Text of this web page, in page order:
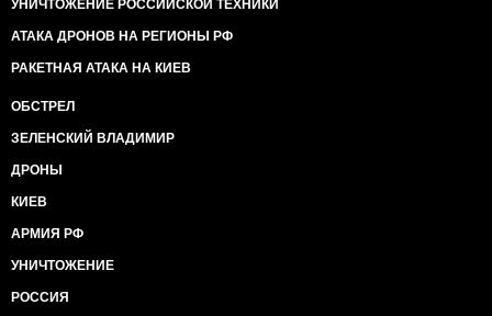
УНИЧТОЖЕНИЕ РОССИЙСКОЙ ТЕХНИКИ
АТАКА ДРОНОВ НА РЕГИОНЫ РФ
РАКЕТНАЯ АТАКА НА КИЕВ
ОБСТРЕЛ
ЗЕЛЕНСКИЙ ВЛАДИМИР
ДРОНЫ
КИЕВ
АРМИЯ РФ
УНИЧТОЖЕНИЕ
РОССИЯ